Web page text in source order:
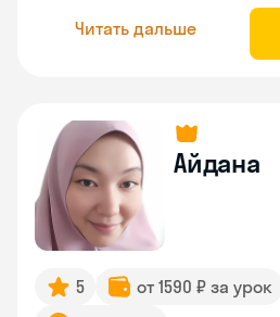
Читать дальше
Айдана
5 от 1590 ₽ за урок